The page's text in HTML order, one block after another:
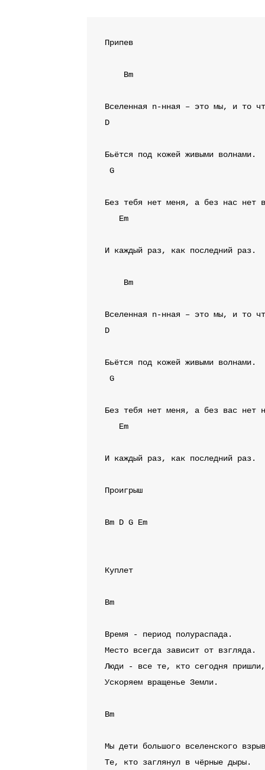
Припев
Bm
D
G
Em
И каждый раз, как последний раз.
Bm
D
G
Em
И каждый раз, как последний раз.
Проигрыш
Bm D G Em
Куплет
Bm
Время - период полураспада.
Место всегда зависит от взгляда.
Люди - все те, кто сегодня пришли,
Ускоряем вращенье Земли.
Bm
Мы дети большого вселенского
Те, кто заглянул в чёрные дыры.